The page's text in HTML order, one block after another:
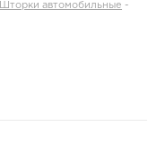
Шторки автомобильные -